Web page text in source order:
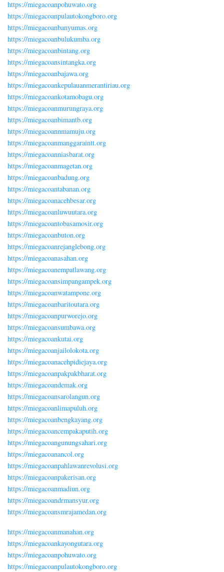
https://miegacoanpohuwato.org
https://miegacoanpulautokongboro.org
https://miegacoanbanyumas.org
https://miegacoanbulukumba.org
https://miegacoanbintang.org
https://miegacoansintangka.org
https://miegacoanbajawa.org
https://miegacoankepulauanmerantiriau.org
https://miegacoankotamobagu.org
https://miegacoanmurungraya.org
https://miegacoanbimantb.org
https://miegacoannmamuju.org
https://miegacoanmanggaraintt.org
https://miegacoanniasbarat.org
https://miegacoanmagetan.org
https://miegacoanbadung.org
https://miegacoantabanan.org
https://miegacoanacehbesar.org
https://miegacoanluwuutara.org
https://miegacoantobasamosir.org
https://miegacoanbuton.org
https://miegacoanrejanglebong.org
https://miegacoanasahan.org
https://miegacoanempatlawang.org
https://miegacoansimpangampek.org
https://miegacoanwatampone.org
https://miegacoanbaritoutara.org
https://miegacoanpurworejo.org
https://miegacoansumbawa.org
https://miegacoankutai.org
https://miegacoanjailolokota.org
https://miegacoanacehpidiejaya.org
https://miegacoanpakpakbharat.org
https://miegacoandemak.org
https://miegacoansarolangun.org
https://miegacoanlimapuluh.org
https://miegacoanbengkayang.org
https://miegacoancempakaputih.org
https://miegacoangunungsahari.org
https://miegacoanancol.org
https://miegacoanpahlawanrevolusi.org
https://miegacoanpakerisan.org
https://miegacoanmadiun.org
https://miegacoandrmansyur.org
https://miegacoansmrajamedan.org
https://miegacoanmanahan.org
https://miegacoankayongutara.org
https://miegacoanpohuwato.org
https://miegacoanpulautokongboro.org